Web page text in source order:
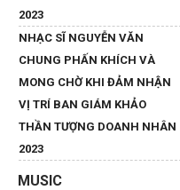
2023
NHẠC SĨ NGUYỄN VĂN
CHUNG PHẤN KHÍCH VÀ
MONG CHỜ KHI ĐẢM NHẬN
VỊ TRÍ BAN GIÁM KHẢO
THẦN TƯỢNG DOANH NHÂN
2023
MUSIC